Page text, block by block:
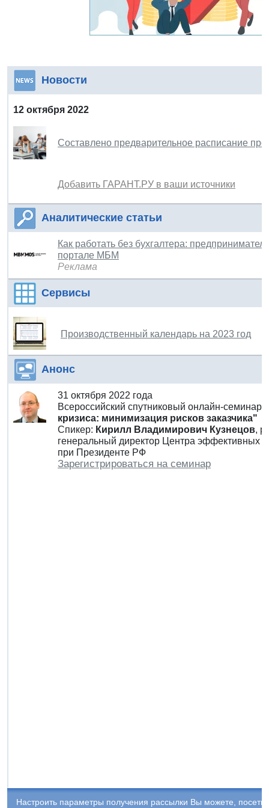
Новости
12 октября 2022
Составлено предварительное расписание
Добавить ГАРАНТ.РУ в ваши источники
Аналитические статьи
Как работать без бухгалтера:
портале МБМ
Реклама
Сервисы
Производственный календарь на 2023 год
Анонс
31 октября 2022 года
Всероссийский спутниковый онлайн-семинар
кризиса: минимизация рисков заказчика"
Спикер: Кирилл Владимирович Кузнецов,
генеральный директор Центра эффективных
при Президенте РФ
Зарегистрироваться на семинар
Настроить параметры получения рассылки Вы можете,